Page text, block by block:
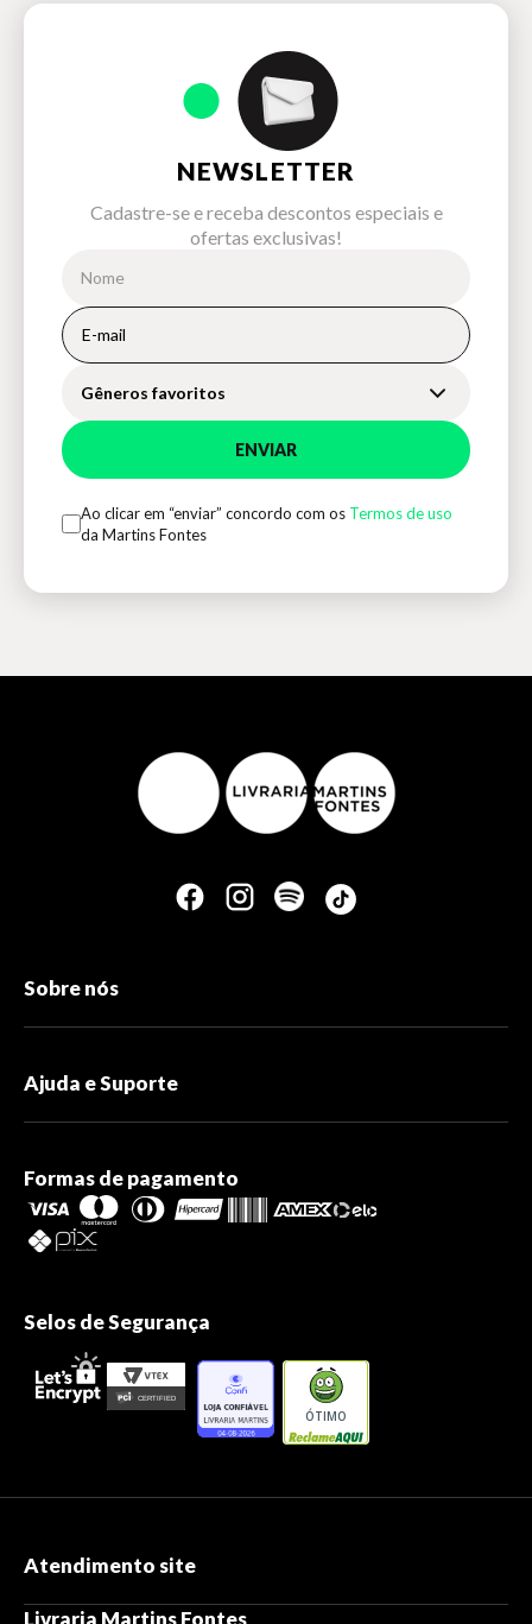
NEWSLETTER
Cadastre-se e receba descontos especiais e
ofertas exclusivas!
Gêneros favoritos
ENVIAR
Ao clicar em “enviar” concordo com os Termos de uso
da Martins Fontes
Sobre nós
Ajuda e Suporte
Formas de pagamento
Selos de Segurança
ÓTIMO
Atendimento site
Livraria Martins Fontes